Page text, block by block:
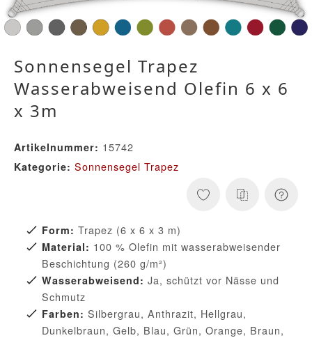
Sonnensegel Trapez
Wasserabweisend Olefin 6 x 6
x 3m
Artikelnummer: 15742
Kategorie: Sonnensegel Trapez
Form: Trapez (6 x 6 x 3 m)
Material: 100 % Olefin mit wasserabweisender
Beschichtung (260 g/m²)
Wasserabweisend: Ja, schützt vor Nässe und
Schmutz
Farben: Silbergrau, Anthrazit, Hellgrau,
Dunkelbraun, Gelb, Blau, Grün, Orange, Braun,